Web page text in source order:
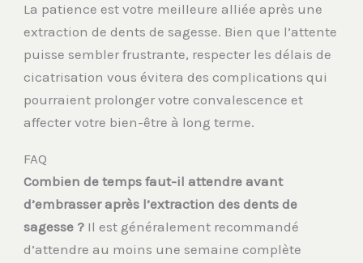
La patience est votre meilleure alliée après une
extraction de dents de sagesse. Bien que l’attente
puisse sembler frustrante, respecter les délais de
cicatrisation vous évitera des complications qui
pourraient prolonger votre convalescence et
affecter votre bien-être à long terme.
FAQ
Combien de temps faut-il attendre avant
d’embrasser après l’extraction des dents de
sagesse ? Il est généralement recommandé
d’attendre au moins une semaine complète